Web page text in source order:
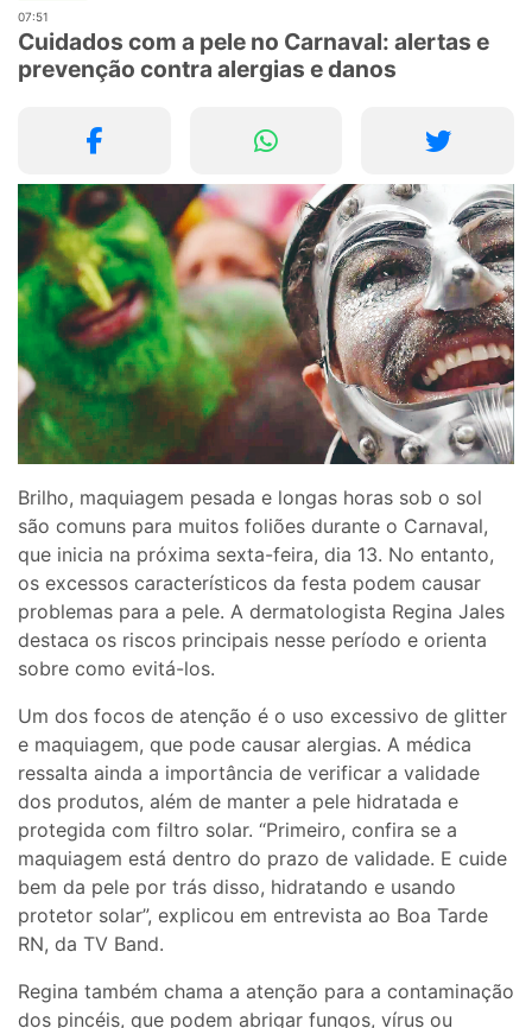
07:51
Cuidados com a pele no Carnaval: alertas e
prevenção contra alergias e danos
Brilho, maquiagem pesada e longas horas sob o sol
são comuns para muitos foliões durante o Carnaval,
que inicia na próxima sexta-feira, dia 13. No entanto,
os excessos característicos da festa podem causar
problemas para a pele. A dermatologista Regina Jales
destaca os riscos principais nesse período e orienta
sobre como evitá-los.
Um dos focos de atenção é o uso excessivo de glitter
e maquiagem, que pode causar alergias. A médica
ressalta ainda a importância de verificar a validade
dos produtos, além de manter a pele hidratada e
protegida com filtro solar. “Primeiro, confira se a
maquiagem está dentro do prazo de validade. E cuide
bem da pele por trás disso, hidratando e usando
protetor solar”, explicou em entrevista ao Boa Tarde
RN, da TV Band.
Regina também chama a atenção para a contaminação
dos pincéis, que podem abrigar fungos, vírus ou